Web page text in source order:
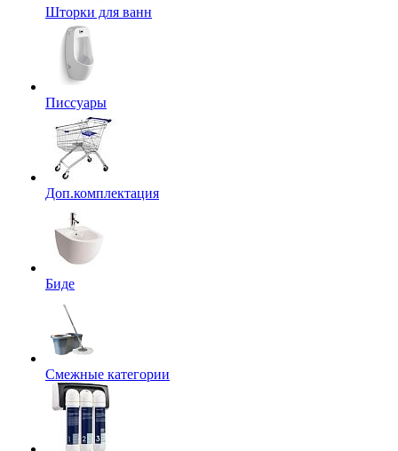
Шторки для ванн
Писсуары
Доп.комплектация
Биде
Смежные категории